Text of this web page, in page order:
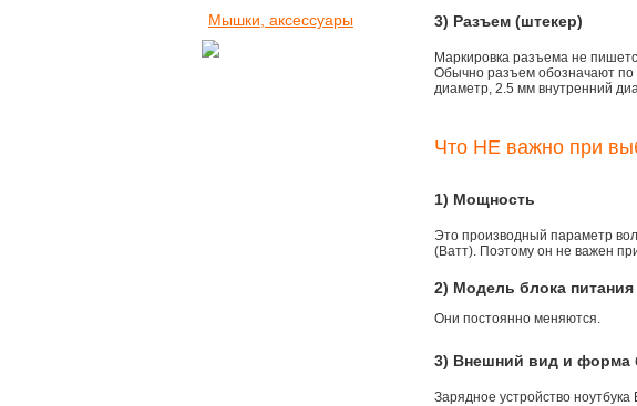
3) Разъем (штекер)
Маркировка разъема не
Обычно разъем обозначают по
диаметр, 2.5 мм внутренний
Что НЕ важно при
1) Мощность
Это производный параметр
(Ватт). Поэтому он не важен
2) Модель блока питания
Они постоянно меняются.
3) Внешний вид и форма
Зарядное устройство
Мышки, аксессуары